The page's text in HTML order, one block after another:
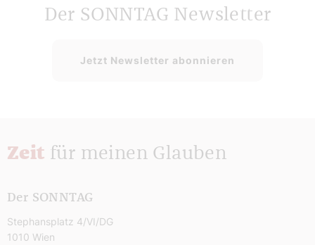
Der SONNTAG Newsletter
Jetzt Newsletter abonnieren
Zeit für meinen Glauben
Der SONNTAG
Stephansplatz 4/VI/DG
1010 Wien